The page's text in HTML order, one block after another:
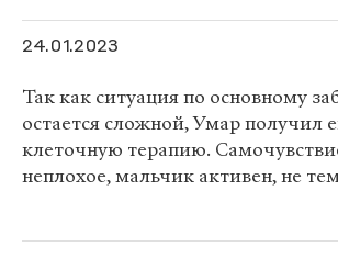
24.01.2023
Так как ситуация по основному
остается сложной, Умар получил
клеточную терапию.
неплохое, мальчик активен, не